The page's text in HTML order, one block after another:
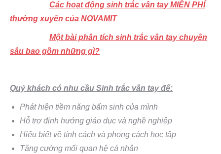
Các hoạt động sinh trắc vân tay MIỄN PHÍ
thường xuyên của NOVAMIT
Một bài phân tích sinh trắc vân tay chuyên
sâu bao gồm những gì?
Quý khách có nhu cầu Sinh trắc vân tay để:
Phát hiện tiềm năng bẩm sinh của mình
Hỗ trợ định hướng giáo dục và nghề nghiệp
Hiểu biết về tính cách và phong cách học tập
Tăng cường mối quan hệ cá nhân